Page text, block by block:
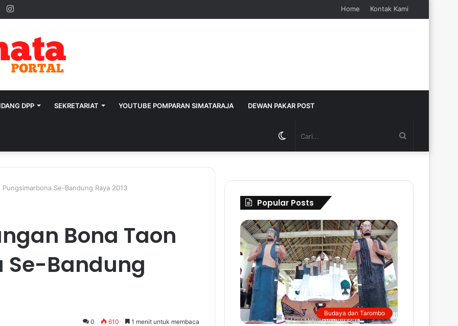
YouTube Home Kontak Kami
DPP SEKRETARIAT YOUTUBE POMPARAN SIMATARAJA DEWAN PAKAR POST
Switch
Se-Bandung Raya 2013
Bona Taon
Se-Bandung
0 610 1 menit untuk membaca
Popular Posts
Budaya dan Tarombo